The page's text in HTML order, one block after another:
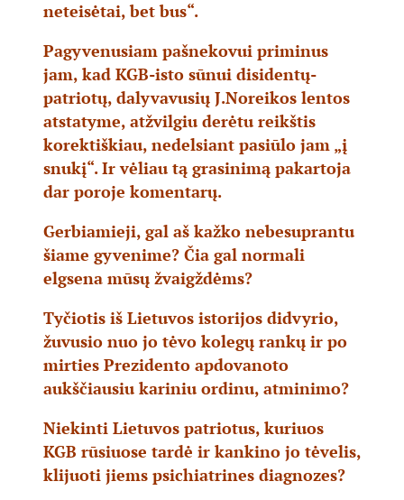
neteisėtai, bet bus“.
Pagyvenusiam pašnekovui priminus
jam, kad KGB-isto sūnui disidentų-
patriotų, dalyvavusių J.Noreikos lentos
atstatyme, atžvilgiu derėtu reikštis
korektiškiau, nedelsiant pasiūlo jam „į
snukį“. Ir vėliau tą grasinimą pakartoja
dar poroje komentarų.
Gerbiamieji, gal aš kažko nebesuprantu
šiame gyvenime? Čia gal normali
elgsena mūsų žvaigždėms?
Tyčiotis iš Lietuvos istorijos didvyrio,
žuvusio nuo jo tėvo kolegų rankų ir po
mirties Prezidento apdovanoto
aukščiausiu kariniu ordinu, atminimo?
Niekinti Lietuvos patriotus, kuriuos
KGB rūsiuose tardė ir kankino jo tėvelis,
klijuoti jiems psichiatrines diagnozes?